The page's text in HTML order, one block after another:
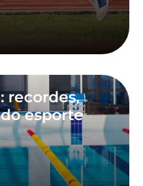
recordes,
esporte